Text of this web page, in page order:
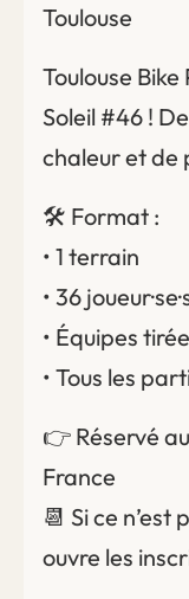
Toulouse
Toulouse
Soleil #46 !
chaleur et de
🛠️ Format :
• 1 terrain
• 36
• Équipes
• Tous les
👉 Réservé
France
📆 Si ce n’est
ouvre les